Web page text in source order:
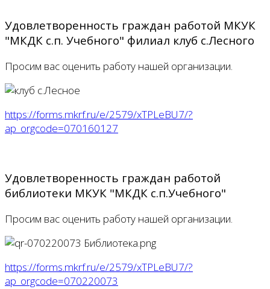
Удовлетворенность граждан работой МКУК
"МКДК с.п. Учебного" филиал клуб с.Лесного
Просим вас оценить работу нашей организации.
https://forms.mkrf.ru/e/2579/xTPLeBU7/?
ap_orgcode=070160127
Удовлетворенность граждан работой
библиотеки МКУК "МКДК с.п.Учебного"
Просим вас оценить работу нашей организации.
https://forms.mkrf.ru/e/2579/xTPLeBU7/?
ap_orgcode=070220073